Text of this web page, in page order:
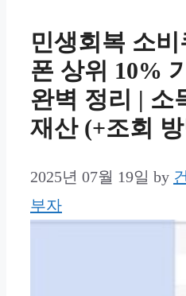
민생회복 소비
폰 상위 10%
완벽 정리 | 소
재산 (+조회
2025년 07월 19일 by
부자